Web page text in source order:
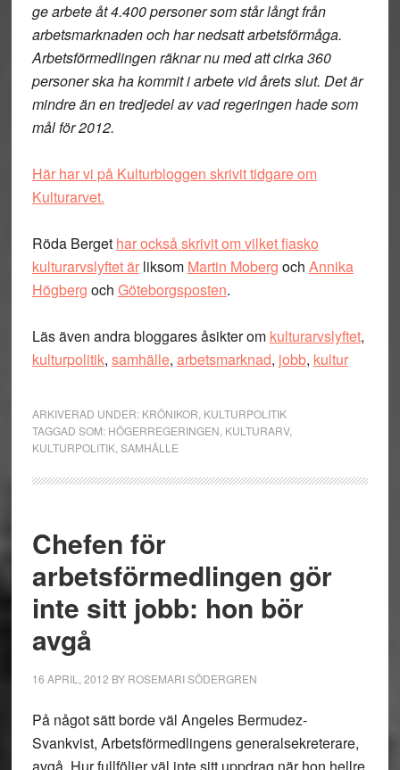
ge arbete åt 4.400 personer som står långt från
arbetsmarknaden och har nedsatt arbetsförmåga.
Arbetsförmedlingen räknar nu med att cirka 360
personer ska ha kommit i arbete vid årets slut. Det är
mindre än en tredjedel av vad regeringen hade som
mål för 2012.
Här har vi på Kulturbloggen skrivit tidgare om
Kulturarvet.
Röda Berget har också skrivit om vilket fiasko
kulturarvslyftet ärliksom Martin Moberg och Annika
Högberg och Göteborgsposten.
Läs även andra bloggares åsikter om kulturarvslyftet,
kulturpolitik, samhälle, arbetsmarknad, jobb, kultur
ARKIVERAD UNDER: KRÖNIKOR KULTURPOLITIK
TAGGAD SOM: HÖGERREGERINGEN KULTURARV,
KULTURPOLITIK, SAMHÄLLE
Chefen för
arbetsförmedlingen gör
inte sitt jobb: hon bör
avgå
16 APRIL, 2012 BY ROSEMARI SÖDERGREN
På något sätt borde väl Angeles Bermudez-
Svankvist, Arbetsförmedlingens generalsekreterare,